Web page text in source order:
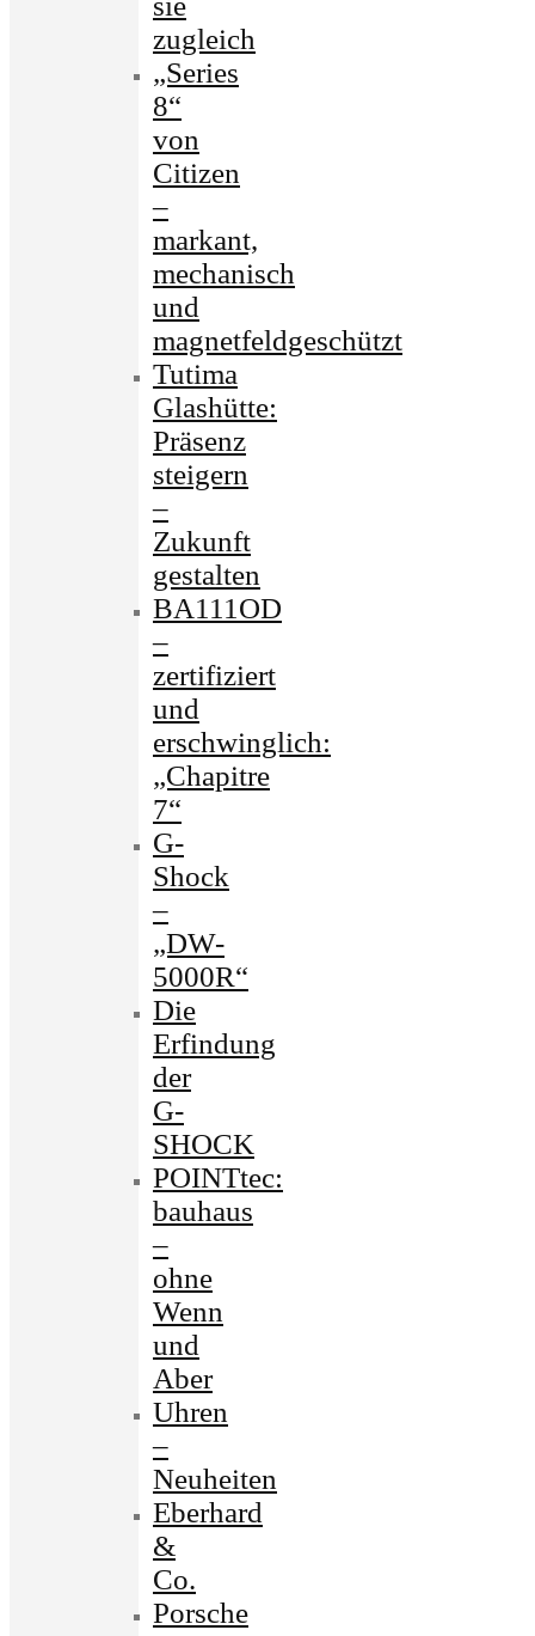
zugleich
„Series
8“
von
Citizen
–
markant,
mechanisch
und
magnetfeldgeschützt
Tutima
Glashütte:
Präsenz
steigern
–
Zukunft
gestalten
BA111OD
–
zertifiziert
und
erschwinglich:
„Chapitre
7“
G-
Shock
–
„DW-
5000R“
Die
Erfindung
der
G-
SHOCK
POINTtec:
bauhaus
–
ohne
Wenn
und
Aber
Uhren
–
Neuheiten
Eberhard
&
Co.
Porsche